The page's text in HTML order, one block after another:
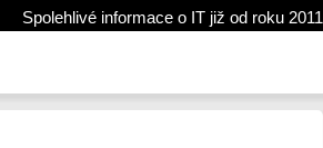
Spolehlivé informace o IT již od roku 2011